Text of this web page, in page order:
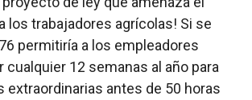
los trabajadores agrícolas! Si se
permitiría a los empleadores
cualquier 12 semanas al año para
extraordinarias antes de 50 horas